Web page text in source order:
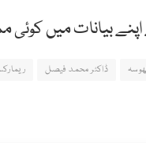
بیانات میں کوئی
ڈاکٹر محمد فیصل